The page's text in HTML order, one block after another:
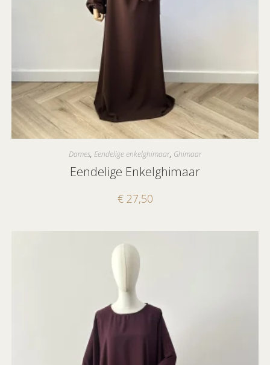
Dames, Eendelige enkelghimaar, Ghimaar
Eendelige Enkelghimaar
€27,50